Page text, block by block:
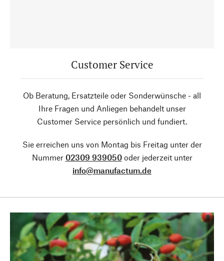
Customer Service
Ob Beratung, Ersatzteile oder Sonderwünsche - all
Ihre Fragen und Anliegen behandelt unser
Customer Service persönlich und fundiert.
Sie erreichen uns von Montag bis Freitag unter der
Nummer 02309 939050oder jederzeit unter
info@manufactum.de